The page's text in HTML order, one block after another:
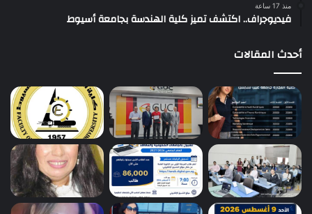
منذ 17 ساعة
فيديوجراف.. اكتشف تميز كلية الهندسة بجامعة أسيوط
أحدث المقالات